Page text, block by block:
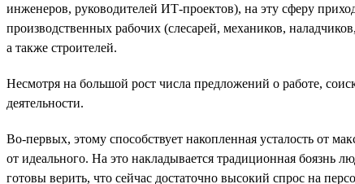
инженеров, руководителей ИТ-проектов), на эту сферу
производственных рабочих (слесарей, механиков,
а также строителей.
Несмотря на большой рост числа предложений о работе,
деятельности.
Во-первых, этому способствует накопленная усталость от
от идеального. На это накладывается традиционная боязнь
готовы верить, что сейчас достаточно высокий спрос на